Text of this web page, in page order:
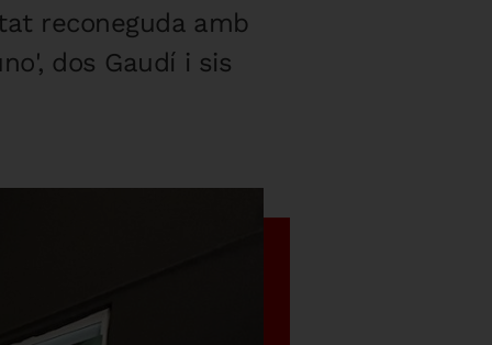
reconeguda amb
dos Gaudí i sis